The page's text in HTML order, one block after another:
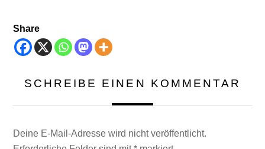
Share
SCHREIBE EINEN KOMMENTAR
Deine E-Mail-Adresse wird nicht veröffentlicht.